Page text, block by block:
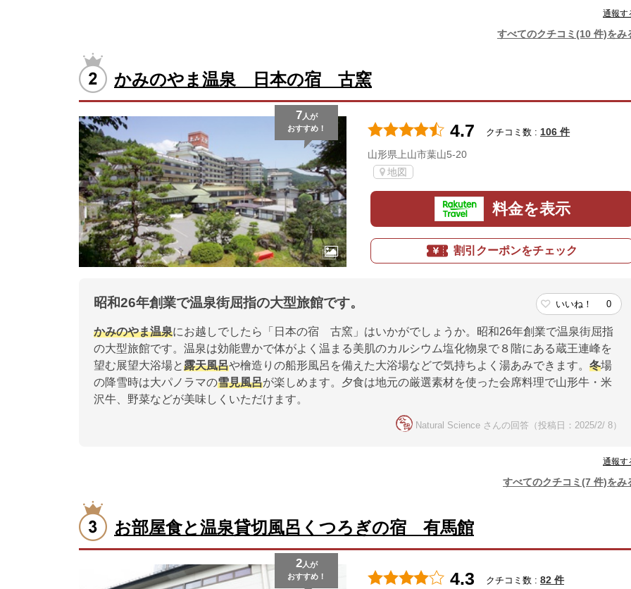
通報す
すべてのクチコミ(10 件)をみ
かみのやま温泉 日本の宿 古窯
7 人が
おすすめ！
4.7 クチコミ数 : 106 件
山形県上山市葉山5-20
地図
料金を表示
割引クーポンをチェック
昭和26年創業で温泉街屈指の大型旅館です。 いいね！ 0
かみのやま温泉にお越しでしたら「日本の宿 古窯」はいかがでしょうか。昭和26年創業で温泉街屈指
の大型旅館です。温泉は効能豊かで体がよく温まる美肌のカルシウム塩化物泉で８階にある蔵王連峰を
望む展望大浴場と露天風呂や檜造りの船形風呂を備えた大浴場などで気持ちよく湯あみできます。 冬場
の降雪時は大パノラマの雪見風呂が楽しめます。夕食は地元の厳選素材を使った会席料理で山形牛・米
沢牛、野菜などが美味しくいただけます。
Natural Science さんの回答（投稿日：2025/2/ 8）
通報す
すべてのクチコミ(7 件)をみ
お部屋食と温泉貸切風呂くつろぎの宿 有馬館
2人が
おすすめ！
4.3 クチコミ数 : 82 件